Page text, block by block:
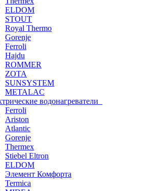
ELDOM
STOUT
Royal Thermo
Gorenje
Ferroli
Hajdu
ROMMER
ZOTA
SUNSYSTEM
METALAC
водонагреватели
Ferroli
Ariston
Atlantic
Gorenje
Thermex
Stiebel Eltron
ELDOM
Элемент Комфорта
Termica